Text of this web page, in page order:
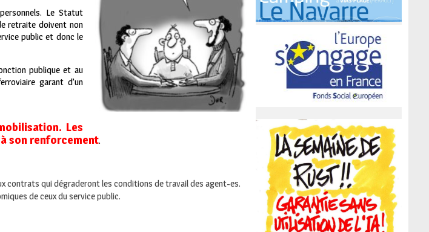
Le Statut
retraite doivent non
public et donc le
publique et au
garant d’un
Les
son renforcement.
contrats qui dégraderont les conditions de travail des agent-es.
de ceux du service public.